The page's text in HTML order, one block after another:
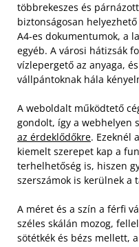
többrekeszes és
biztonságosan
A4-es dokumentumok, a
egyéb. A városi hátizsák
vízlepergető az anyaga,
vállpántoknak hála
A weboldalt működtető
gondolt, így a webhelyen
az érdeklődőkre. Ezeknél
kiemelt szerepet kap a
terhelhetőség is, hiszen
szerszámok is kerülnek a
A méret és a szín a férfi
széles skálán mozog,
sötétkék és bézs mellett,